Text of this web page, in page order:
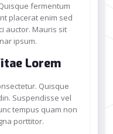
fermentum
placerat enim sed
auctor. Mauris sit
ipsum.
Lorem
Quisque
Suspendisse vel
tempus quam non
porttitor.